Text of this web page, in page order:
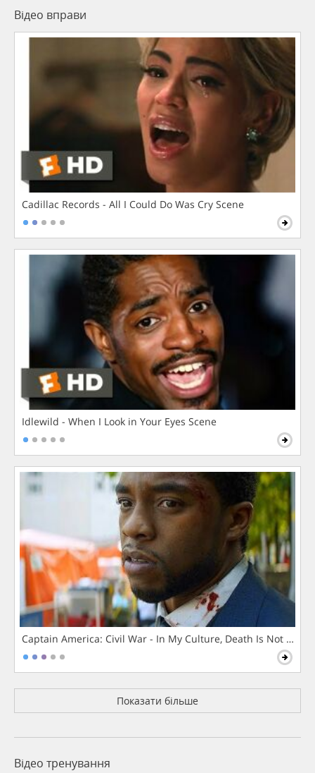
Відео вправи
Cadillac Records - All I Could Do Was Cry Scene
Idlewild - When I Look in Your Eyes Scene
Captain America: Civil War - In My Culture, Death Is Not The
Показати більше
Відео тренування